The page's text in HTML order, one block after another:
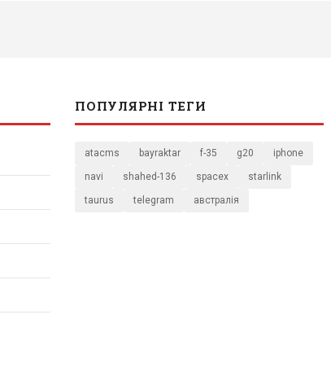
ПОПУЛЯРНІ ТЕГИ
atacms bayraktar f-35 g20 iphone
navi shahed-136 spacex starlink
taurus telegram австралія